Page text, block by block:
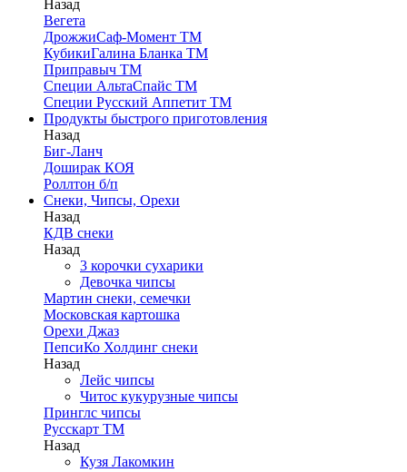
Назад
Вегета
ДрожжиСаф-Момент ТМ
КубикиГалина Бланка ТМ
Приправыч ТМ
Специи АльтаСпайс ТМ
Специи Русский Аппетит ТМ
Продукты быстрого приготовления
Назад
Биг-Ланч
Доширак КОЯ
Роллтон б/п
Снеки, Чипсы, Орехи
Назад
КДВ снеки
Назад
3 корочки сухарики
Девочка чипсы
Мартин снеки, семечки
Московская картошка
Орехи Джаз
ПепсиКо Холдинг снеки
Назад
Лейс чипсы
Читос кукурузные чипсы
Принглс чипсы
Русскарт ТМ
Назад
Кузя Лакомкин